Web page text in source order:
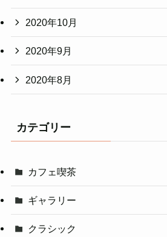
2020年10月
2020年9月
2020年8月
カテゴリー
カフェ喫茶
ギャラリー
クラシック